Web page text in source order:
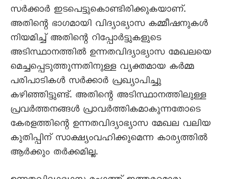
സര്‍ക്കാര്‍ ഇടപെട്ടുകൊണ്ടിരിക്കുകയാണ്.
അതിന്റെ ഭാഗമായി വിദ്യാഭ്യാസ കമ്മീഷനുകള്‍
നിയമിച്ച് അതിന്റെ റിപ്പോര്‍ട്ടുകളുടെ
അടിസ്ഥാനത്തില്‍ ഉന്നതവിദ്യാഭ്യാസ മേഖലയെ
മെച്ചപ്പെടുത്തുന്നതിനുള്ള വ്യക്തമായ കര്‍മ്മ
പരിപാടികള്‍ സര്‍ക്കാര്‍ പ്രഖ്യാപിച്ചു
കഴിഞ്ഞിട്ടുണ്ട്. അതിന്റെ അടിസ്ഥാനത്തിലുള്ള
പ്രവര്‍ത്തനങ്ങള്‍ പ്രാവര്‍ത്തികമാകുന്നതോടെ
കേരളത്തിന്റെ ഉന്നതവിദ്യാഭ്യാസ മേഖല വലിയ
കുതിപ്പിന് സാക്ഷ്യംവഹിക്കുമെന്ന കാര്യത്തില്‍
ആര്‍ക്കും തര്‍ക്കമില്ല.